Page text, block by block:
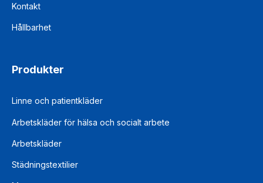
Kontakt
Hållbarhet
Produkter
Linne och patientkläder
Arbetskläder för hälsa och socialt arbete
Arbetskläder
Städningstextilier